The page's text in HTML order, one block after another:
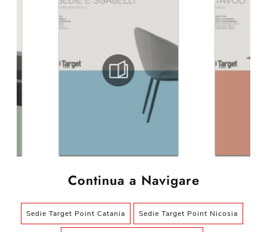
Continua a Navigare
Sedie Target Point Catania Sedie Target Point Nicosia